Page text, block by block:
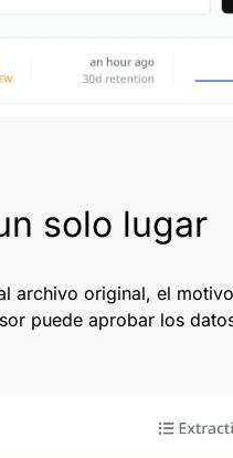
solo lugar
archivo original, el
puede aprobar los